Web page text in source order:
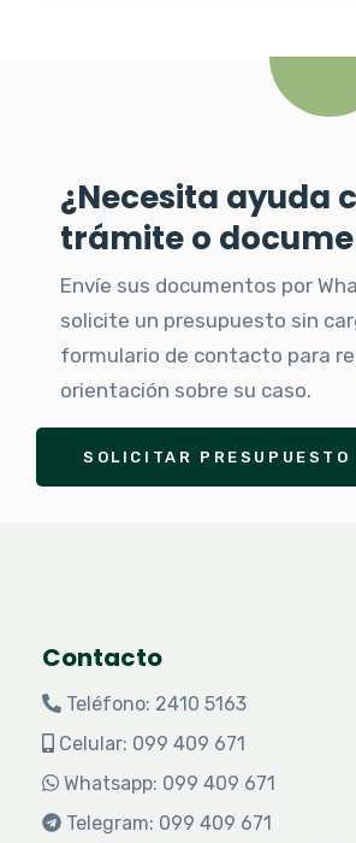
¿Necesita ayuda
trámite o
Envíe sus documentos por
solicite un presupuesto sin
formulario de contacto para
orientación sobre su caso.
SOLICITAR PRESUPUESTO
Contacto
Teléfono: 2410 5163
Celular: 099 409 671
Whatsapp: 099 409 671
Telegram: 099 409 671